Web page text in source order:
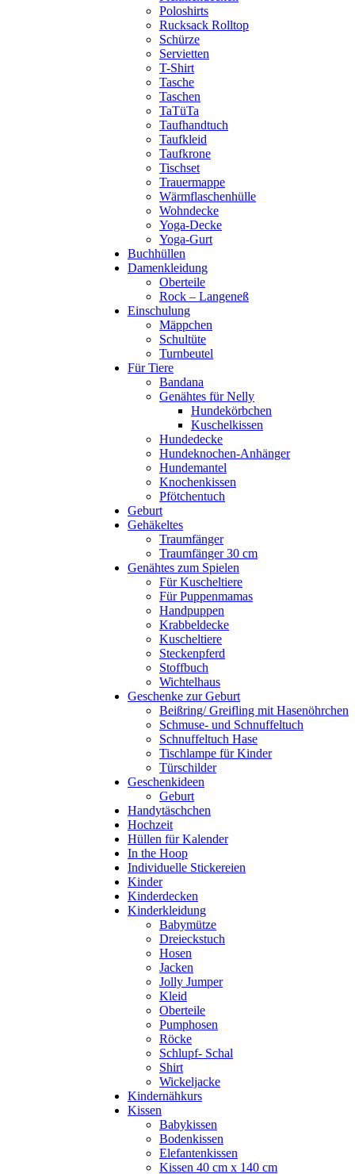
Poloshirts
Rucksack Rolltop
Schürze
Servietten
T-Shirt
Tasche
Taschen
TaTüTa
Taufhandtuch
Taufkleid
Taufkrone
Tischset
Trauermappe
Wärmflaschenhülle
Wohndecke
Yoga-Decke
Yoga-Gurt
Buchhüllen
Damenkleidung
Oberteile
Rock – Langeneß
Einschulung
Mäppchen
Schultüte
Turnbeutel
Für Tiere
Bandana
Genähtes für Nelly
Hundekörbchen
Kuschelkissen
Hundedecke
Hundeknochen-Anhänger
Hundemantel
Knochenkissen
Pfötchentuch
Geburt
Gehäkeltes
Traumfänger
Traumfänger 30 cm
Genähtes zum Spielen
Für Kuscheltiere
Für Puppenmamas
Handpuppen
Krabbeldecke
Kuscheltiere
Steckenpferd
Stoffbuch
Wichtelhaus
Geschenke zur Geburt
Beißring/ Greifling mit Hasenöhrchen
Schmuse- und Schnuffeltuch
Schnuffeltuch Hase
Tischlampe für Kinder
Türschilder
Geschenkideen
Geburt
Handytäschchen
Hochzeit
Hüllen für Kalender
In the Hoop
Individuelle Stickereien
Kinder
Kinderdecken
Kinderkleidung
Babymütze
Dreieckstuch
Hosen
Jacken
Jolly Jumper
Kleid
Oberteile
Pumphosen
Röcke
Schlupf- Schal
Shirt
Wickeljacke
Kindernähkurs
Kissen
Babykissen
Bodenkissen
Elefantenkissen
Kissen 40 cm x 140 cm